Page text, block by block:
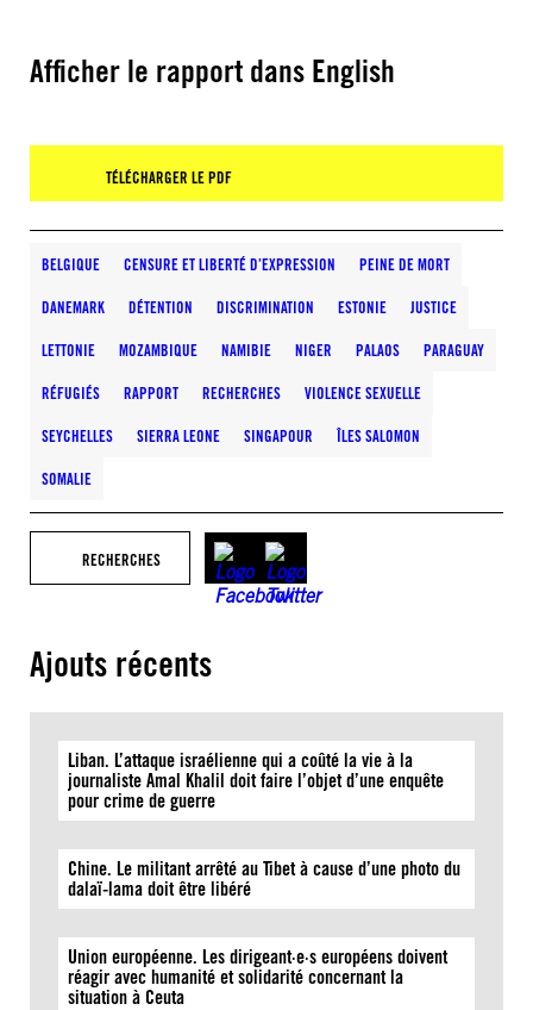
Afficher le rapport dans English
TÉLÉCHARGER LE PDF
BELGIQUE CENSURE ET LIBERTÉ D’EXPRESSION PEINE DE MORT
DANEMARK DÉTENTION DISCRIMINATION ESTONIE JUSTICE
LETTONIE MOZAMBIQUE NAMIBIE NIGER PALAOS PARAGUAY
RÉFUGIÉS RAPPORT RECHERCHES VIOLENCE SEXUELLE
SEYCHELLES SIERRA LEONE SINGAPOUR ÎLES SALOMON
SOMALIE
RECHERCHES
Ajouts récents
Liban. L’attaque israélienne qui a coûté la vie à la
journaliste Amal Khalil doit faire l’objet d’une enquête
pour crime de guerre
Chine. Le militant arrêté au Tibet à cause d’une photo du
dalaï-lama doit être libéré
Union européenne. Les dirigeant·e·s européens doivent
réagir avec humanité et solidarité concernant la
situation à Ceuta